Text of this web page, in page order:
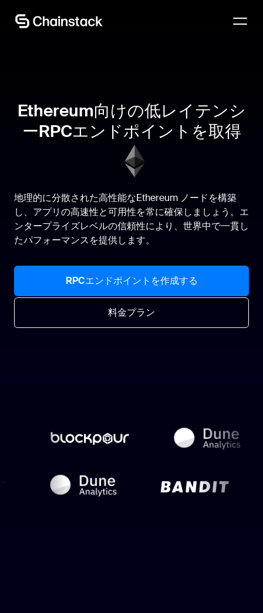
専門家に相談する
Ethereum向けの低レイテンシ
ーRPCエンドポイントを取得
地理的に分散された高性能なEthereum ノードを構築
し、アプリの高速性と可用性を常に確保しましょう。エ
ンタープライズレベルの信頼性により、世界中で一貫し
たパフォーマンスを提供します。
RPCエンドポイントを作成する
料金プラン